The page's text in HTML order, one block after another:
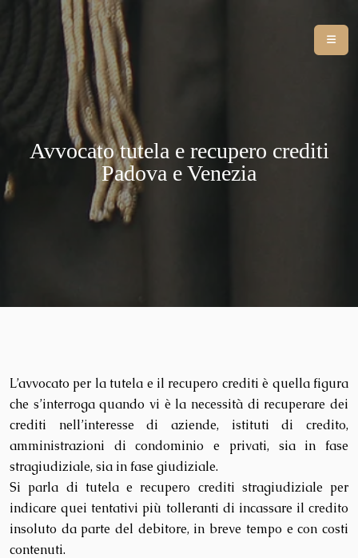
Avvocato tutela e recupero crediti
Padova e Venezia
L’avvocato per la tutela e il recupero crediti è quella figura
che s’interroga quando vi è la necessità di recuperare dei
crediti nell’interesse di aziende, istituti di credito,
amministrazioni di condominio e privati, sia in fase
stragiudiziale, sia in fase giudiziale.
Si parla di tutela e recupero crediti stragiudiziale per
indicare quei tentativi più tolleranti di incassare il credito
insoluto da parte del debitore, in breve tempo e con costi
contenuti.